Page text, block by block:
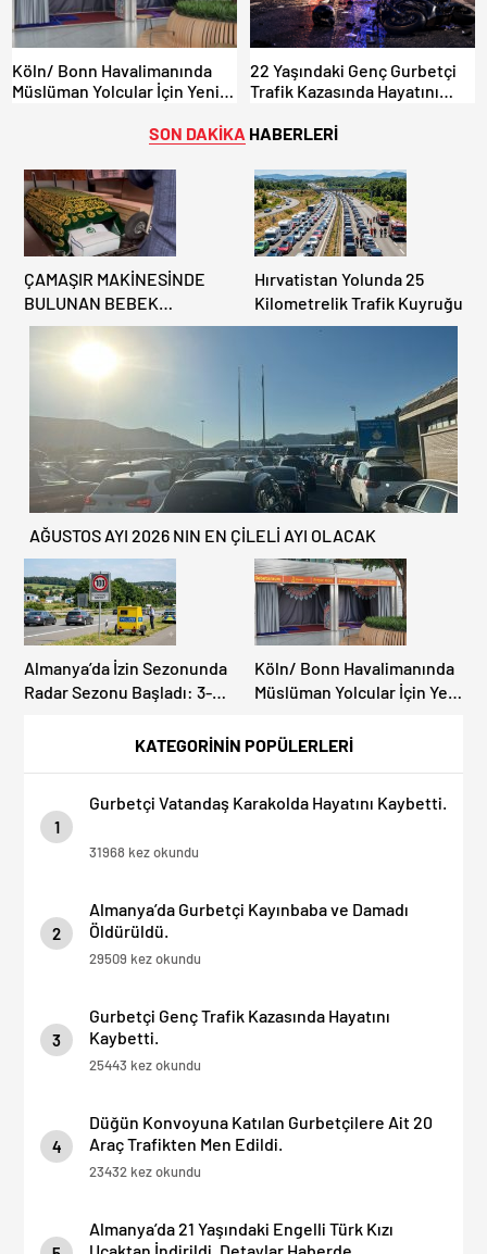
Köln/ Bonn Havalimanında
Müslüman Yolcular İçin Yeni
22 Yaşındaki Genç Gurbetçi
Trafik Kazasında Hayatını
SON DAKİKA HABERLERİ
KATEGORİNİN POPÜLERLERİ
1
Gurbetçi Vatandaş Karakolda Hayatını Kaybetti.
31968 kez okundu
2
Almanya’da Gurbetçi Kayınbaba ve Damadı
Öldürüldü.
29509 kez okundu
3
Gurbetçi Genç Trafik Kazasında Hayatını
Kaybetti.
25443 kez okundu
4
Düğün Konvoyuna Katılan Gurbetçilere Ait 20
Araç Trafikten Men Edildi.
23432 kez okundu
Almanya’da 21 Yaşındaki Engelli Türk Kızı
Uçaktan İndirildi. Detaylar Haberde.
ÇAMAŞIR MAKİNESİNDE
BULUNAN BEBEK
CENAZESİ ŞOK ETTİ
Hırvatistan Yolunda 25
Kilometrelik Trafik Kuyruğu
AĞUSTOS AYI 2026 NIN EN ÇİLELİ AYI OLACAK
Almanya’da İzin Sezonunda
Radar Sezonu Başladı: 3-9
Denetimi Yapılacak!
Köln/ Bonn Havalimanında
Müslüman Yolcular İçin Yeni